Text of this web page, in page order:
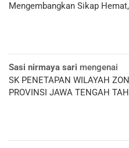
Mengembangkan Sikap
Sasi nirmaya sari mengenai
SK PENETAPAN WILAYAH
PROVINSI JAWA TENGAH